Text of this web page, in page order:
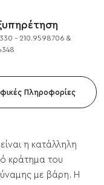
- 210.9598706 &
Πληροφορίες
η κατάλληλη
κράτημα του
με βάρη. Η